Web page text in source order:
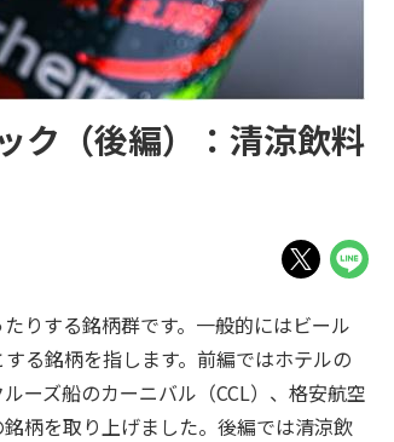
ク（後編）：清涼飲料
りする銘柄群です。一般的にはビール
る銘柄を指します。前編ではホテルの
ーズ船のカーニバル（CCL）、格安航空
柄を取り上げました。後編では清涼飲